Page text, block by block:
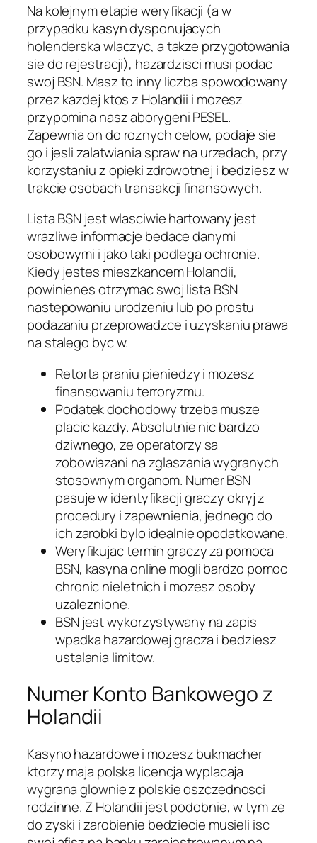
Na kolejnym etapie weryfikacji (a w
przypadku kasyn dysponujacych
holenderska wlaczyc, a takze przygotowania
sie do rejestracji), hazardzisci musi podac
swoj BSN. Masz to inny liczba spowodowany
przez kazdej ktos z Holandii i mozesz
przypomina nasz aborygeni PESEL.
Zapewnia on do roznych celow, podaje sie
go i jesli zalatwiania spraw na urzedach, przy
korzystaniu z opieki zdrowotnej i bedziesz w
trakcie osobach transakcji finansowych.
Lista BSN jest wlasciwie hartowany jest
wrazliwe informacje bedace danymi
osobowymi i jako taki podlega ochronie.
Kiedy jestes mieszkancem Holandii,
powinienes otrzymac swoj lista BSN
nastepowaniu urodzeniu lub po prostu
podazaniu przeprowadzce i uzyskaniu prawa
na stalego byc w.
Retorta praniu pieniedzy i mozesz
finansowaniu terroryzmu.
Podatek dochodowy trzeba musze
placic kazdy. Absolutnie nic bardzo
dziwnego, ze operatorzy sa
zobowiazani na zglaszania wygranych
stosownym organom. Numer BSN
pasuje w identyfikacji graczy okryj z
procedury i zapewnienia, jednego do
ich zarobki bylo idealnie opodatkowane.
Weryfikujac termin graczy za pomoca
BSN, kasyna online mogli bardzo pomoc
chronic nieletnich i mozesz osoby
uzaleznione.
BSN jest wykorzystywany na zapis
wpadka hazardowej gracza i bedziesz
ustalania limitow.
Numer Konto Bankowego z
Holandii
Kasyno hazardowe i mozesz bukmacher
ktorzy maja polska licencja wyplacaja
wygrana glownie z polskie oszczednosci
rodzinne. Z Holandii jest podobnie, w tym ze
do zyski i zarobienie bedziecie musieli isc